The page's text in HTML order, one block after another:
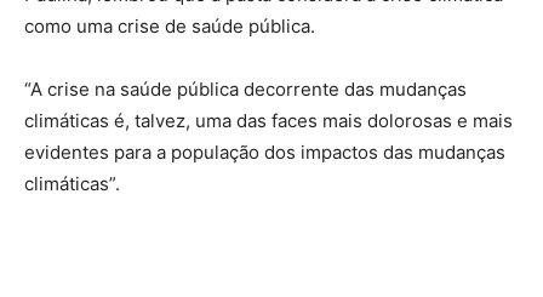
como uma crise de saúde pública.
“A crise na saúde pública decorrente das mudanças
climáticas é, talvez, uma das faces mais dolorosas e mais
evidentes para a população dos impactos das mudanças
climáticas”.